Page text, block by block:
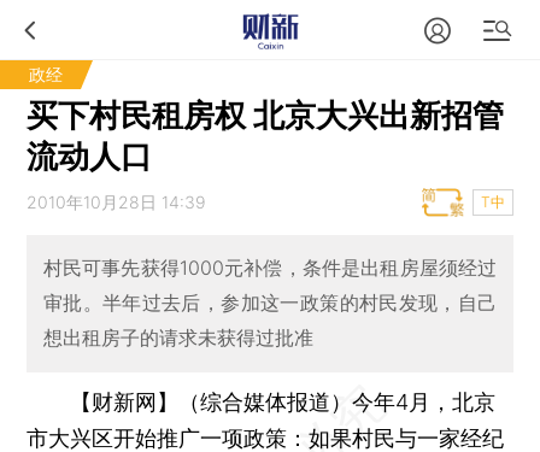
政经
买下村民租房权 北京大兴出新招管
流动人口
2010年10月28日 14:39 T中
村民可事先获得1000元补偿，条件是出租房屋须经过
审批。半年过去后，参加这一政策的村民发现，自己
想出租房子的请求未获得过批准
【财新网】（综合媒体报道）今年4月，北京
市大兴区开始推广一项政策：如果村民与一家经纪